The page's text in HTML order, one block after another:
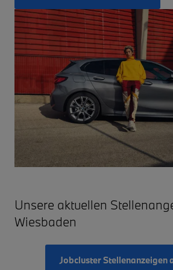
Unsere aktuellen
Wiesbaden
Jobcluster Stellenanzeigen